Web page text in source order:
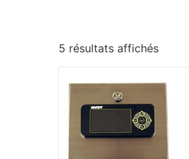
5 résultats affichés